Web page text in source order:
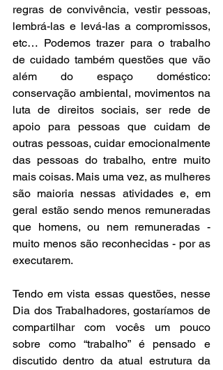
regras de convivência, vestir pessoas,
lembrá-las e levá-las a compromissos,
etc… Podemos trazer para o trabalho
de cuidado também questões que vão
além do espaço doméstico:
conservação ambiental, movimentos na
luta de direitos sociais, ser rede de
apoio para pessoas que cuidam de
outras pessoas, cuidar emocionalmente
das pessoas do trabalho, entre muito
mais coisas. Mais uma vez, as mulheres
são maioria nessas atividades e, em
geral estão sendo menos remuneradas
que homens, ou nem remuneradas -
muito menos são reconhecidas - por as
executarem.
Tendo em vista essas questões, nesse
Dia dos Trabalhadores, gostaríamos de
compartilhar com vocês um pouco
sobre como “trabalho” é pensado e
discutido dentro da atual estrutura da